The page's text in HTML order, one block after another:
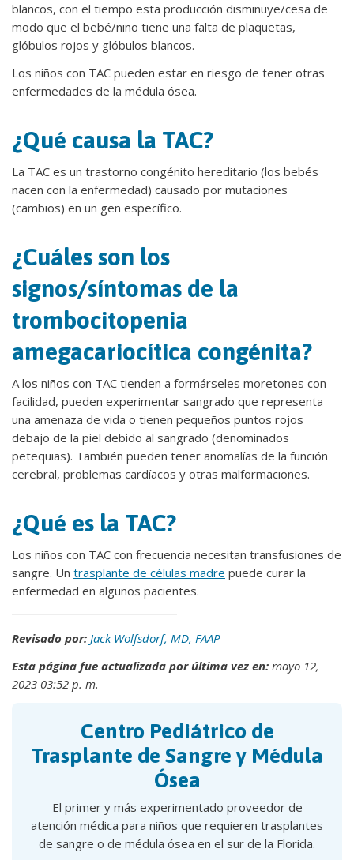
blancos, con el tiempo esta producción disminuye/cesa de
modo que el bebé/niño tiene una falta de plaquetas,
glóbulos rojos y glóbulos blancos.
Los niños con TAC pueden estar en riesgo de tener otras
enfermedades de la médula ósea.
¿Qué causa la TAC?
La TAC es un trastorno congénito hereditario (los bebés
nacen con la enfermedad) causado por mutaciones
(cambios) en un gen específico.
¿Cuáles son los
signos/síntomas de la
trombocitopenia
amegacariocítica congénita?
A los niños con TAC tienden a formárseles moretones con
facilidad, pueden experimentar sangrado que representa
una amenaza de vida o tienen pequeños puntos rojos
debajo de la piel debido al sangrado (denominados
petequias). También pueden tener anomalías de la función
cerebral, problemas cardíacos y otras malformaciones.
¿Qué es la TAC?
Los niños con TAC con frecuencia necesitan transfusiones de
sangre. Un trasplante de células madre puede curar la
enfermedad en algunos pacientes.
Revisado por: Jack Wolfsdorf, MD, FAAP
Esta página fue actualizada por última vez en: mayo 12,
2023 03:52 p. m.
Centro Pediátrico de
Trasplante de Sangre y Médula
Ósea
El primer y más experimentado proveedor de
atención médica para niños que requieren trasplantes
de sangre o de médula ósea en el sur de la Florida.